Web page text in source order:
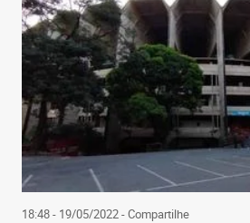
18:48 - 19/05/2022- Compartilhe